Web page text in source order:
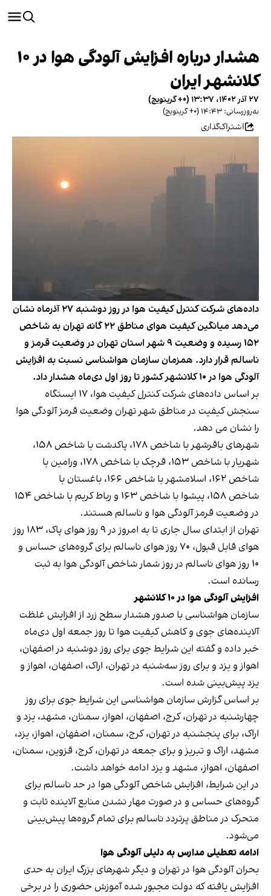
هشدار درباره افزایش آلودگی هوا در ۱۰
کلانشهر ایران
۲۷ آذر ۱۴۰۲، ۱۳:۳۷ (‎+۰ گرینویچ)
به‌روزرسانی: ۱۴:۴۳ (‎+۰ گرینویچ)
اشتراک‌گذاری
داده‌های شرکت کنترل کیفیت هوا در روز دوشنبه ۲۷ آذرماه نشان
می‌دهد میانگین کیفیت هوای مناطق ۲۲ گانه تهران به شاخص
۱۵۲ رسیده و وضعیت ۹ شهر استان تهران در وضعیت قرمز و
ناسالم قرار دارد. همزمان سازمان هواشناسی نسبت به افزایش
آلودگی هوا در ۱۰ کلانشهر کشور تا روز اول دی‌ماه هشدار داد.
بر اساس داده‌های شرکت کنترل کیفیت هوا، ۱۷ ایستگاه
سنجش کیفیت در مناطق شهر تهران وضعیت قرمز آلودگی هوا
را نشان می دهد.
شهرهای باقرشهر با شاخص ۱۷۸، پاکدشت با شاخص ۱۵۸،
شهریار با شاخص ۱۵۳، قرچک با شاخص ۱۷۸، ورامین با
شاخص ۱۶۲، اسلامشهر با شاخص ۱۶۶، باغستان با
شاخص ۱۵۸، پیشوا با شاخص ۱۶۳ و رباط کریم با شاخص ۱۵۴
در وضعیت قرمز آلودگی هوا و ناسالم هستند.
تهران از ابتدای سال جاری تا به امروز در ۹ روز هوای پاک، ۱۸۳ روز
هوای قابل قبول، ۷۰ روز هوای ناسالم برای گروه‌های حساس و
۱۰ روز هوای ناسالم در روز شمار شاخص آلودگی هوا به ثبت
رسانده است.
افزایش آلودگی هوا در ۱۰ کلانشهر
سازمان هواشناسی با صدور هشدار سطح زرد از افزایش غلظت
آلاینده‌های جوی و کاهش کیفیت هوا تا روز جمعه اول دی‌ماه
خبر داده و گفته این شرایط جوی برای روز دوشنبه در اصفهان،
اهواز و یزد و برای روز سه‌شنبه در تهران، اراک، اصفهان، اهواز و
یزدپیش‌بینی شده است.
بر اساس گزارش سازمان هواشناسی این شرایط جوی برای روز
چهارشنبه در تهران، کرج، اصفهان، اهواز، سمنان، مشهد، یزد و
اراک، برای پنجشنبه در تهران، کرج، سمنان، اصفهان، اهواز، یزد،
مشهد، اراک و تبریز و برای جمعه در تهران، کرج، قزوین، سمنان،
اصفهان، اهواز، مشهد و یزد ادامه خواهد داشت.
در این شرایط، افزایش شاخص آلودگی هوا در حد ناسالم برای
گروه‌های حساس و در صورت مهار نشدن منابع آلاینده ثابت و
متحرک در مناطق پرتردد ناسالم برای تمام گروه‌ها پیش‌بینی
می‌شود.
ادامه تعطیلی مدارس به دلیلی آلودگی هوا
بحران آلودگی هوا در تهران و دیگر شهرهای بزرگ ایران به حدی
افزایش یافته که دولت مجبور شده آموزش حضوری را در برخی